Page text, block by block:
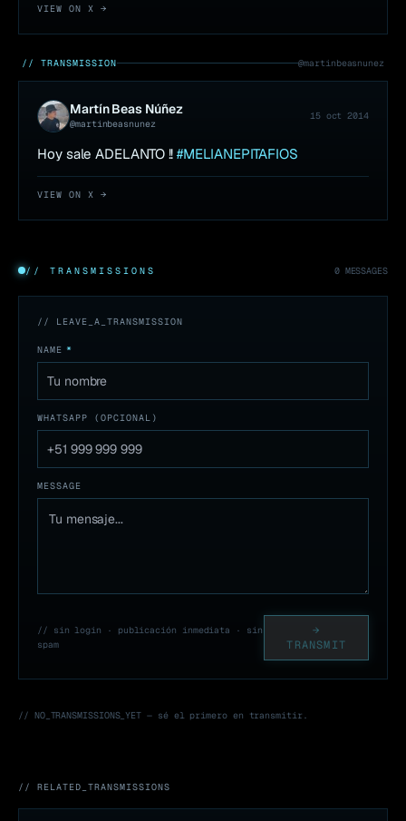
VIEW ON X →
// TRANSMISSION @martinbeasnunez
Martín Beas Núñez
@martinbeasnunez
15 oct 2014
Hoy sale ADELANTO !! #MELIANEPITAFIOS
VIEW ON X →
// TRANSMISSIONS 0 MESSAGES
// LEAVE_A_TRANSMISSION
NAME *
WHATSAPP (OPCIONAL)
MESSAGE
// sin login · publicación inmediata · sin
spam
→
TRANSMIT
// NO_TRANSMISSIONS_YET — sé el primero en transmitir.
// RELATED_TRANSMISSIONS